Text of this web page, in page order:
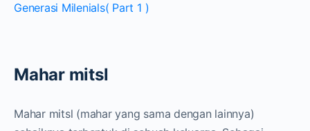
Generasi Milenials( Part 1 )
Mahar mitsl
Mahar mitsl (mahar yang sama dengan lainnya)